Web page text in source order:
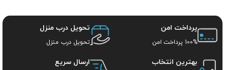
پرداخت امن
100% پرداخت امن
تحویل درب منزل
تحویل درب منزل
بهترین انتخاب ارسال سریع